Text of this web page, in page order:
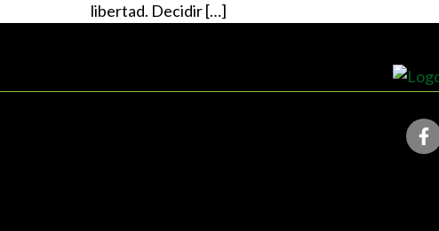
libertad. Decidir […]